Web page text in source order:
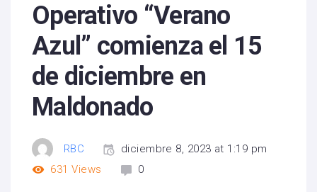
Operativo “Verano
Azul” comienza el 15
de diciembre en
Maldonado
RBC
diciembre 8, 2023 at 1:19 pm
631 Views 0